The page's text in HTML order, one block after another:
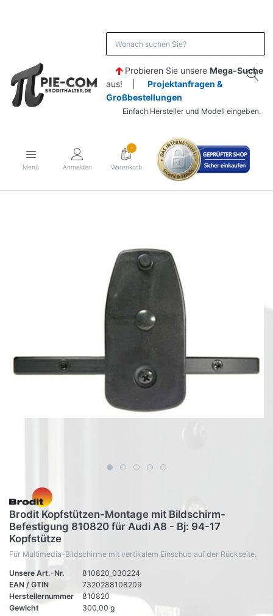
Probieren Sie unsere Mega-Suche
aus! | Projektanfragen &
Großbestellungen
Einfach Hersteller und Modell eingeben.
Menü Anmelden
1
Warenkorb
Brodit Kopfstützen-Montage mit Bildschirm-
Befestigung 810820 für Audi A8 - Bj: 94-17
Kopfstütze
Für Multimedia-Bildschirme mit vertikalem Einschub auf der Rückseite.
Unsere Art.-Nr.
810820_030224
EAN / GTIN
7320288108209
Herstellernummer
810820
Gewicht
300,00 g